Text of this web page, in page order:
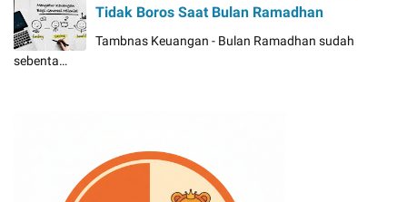
Tidak Boros Saat Bulan Ramadhan
Tambnas Keuangan - Bulan Ramadhan sudah
sebenta…